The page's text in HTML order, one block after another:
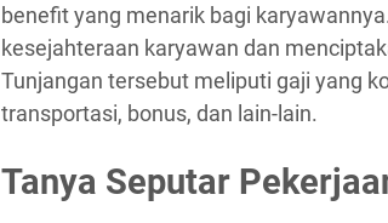
benefit yang menarik bagi
kesejahteraan karyawan dan
Tunjangan tersebut meliputi gaji yang
transportasi, bonus, dan lain-lain.
Tanya Seputar